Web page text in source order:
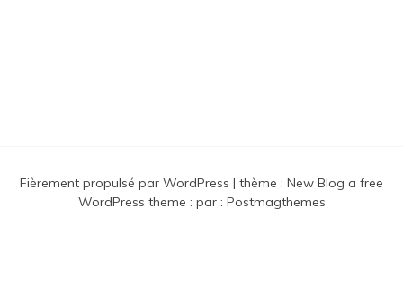
Fièrement propulsé par WordPress | thème : New Blog a free
WordPress theme : par : Postmagthemes